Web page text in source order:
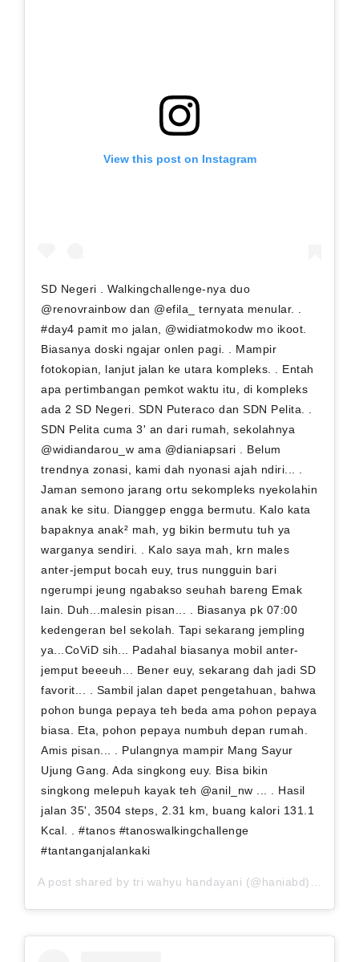
View this post on Instagram
SD Negeri . Walkingchallenge-nya duo
@renovrainbow dan @efila_ ternyata menular. .
#day4 pamit mo jalan, @widiatmokodw mo ikoot.
Biasanya doski ngajar onlen pagi. . Mampir
fotokopian, lanjut jalan ke utara kompleks. . Entah
apa pertimbangan pemkot waktu itu, di kompleks
ada 2 SD Negeri. SDN Puteraco dan SDN Pelita. .
SDN Pelita cuma 3' an dari rumah, sekolahnya
@widiandarou_w ama @dianiapsari . Belum
trendnya zonasi, kami dah nyonasi ajah ndiri... .
Jaman semono jarang ortu sekompleks nyekolahin
anak ke situ. Dianggep engga bermutu. Kalo kata
bapaknya anak² mah, yg bikin bermutu tuh ya
warganya sendiri. . Kalo saya mah, krn males
anter-jemput bocah euy, trus nungguin bari
ngerumpi jeung ngabakso seuhah bareng Emak
lain. Duh...malesin pisan... . Biasanya pk 07:00
kedengeran bel sekolah. Tapi sekarang jempling
ya...CoViD sih... Padahal biasanya mobil anter-
jemput beeeuh... Bener euy, sekarang dah jadi SD
favorit... . Sambil jalan dapet pengetahuan, bahwa
pohon bunga pepaya teh beda ama pohon pepaya
biasa. Eta, pohon pepaya numbuh depan rumah.
Amis pisan... . Pulangnya mampir Mang Sayur
Ujung Gang. Ada singkong euy. Bisa bikin
singkong melepuh kayak teh @anil_nw ... . Hasil
jalan 35', 3504 steps, 2.31 km, buang kalori 131.1
Kcal. . #tanos #tanoswalkingchallenge
#tantanganjalankaki
A post shared by tri wahyu handayani (@haniabd) on